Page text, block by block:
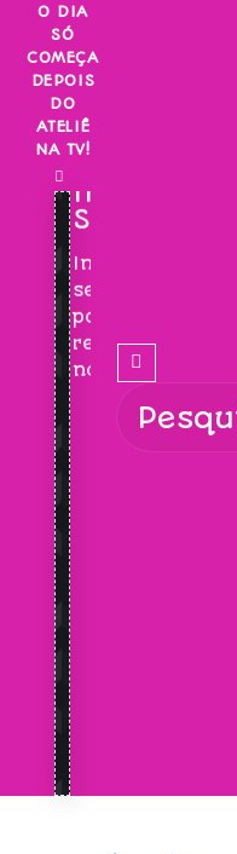
Skip
content
O DIA
SÓ
COMEÇA
DEPOIS
DO
ATELIÊ
NA TV!
INSCREVA-
SE!
Inscreva-
se
para
receber
novidades!